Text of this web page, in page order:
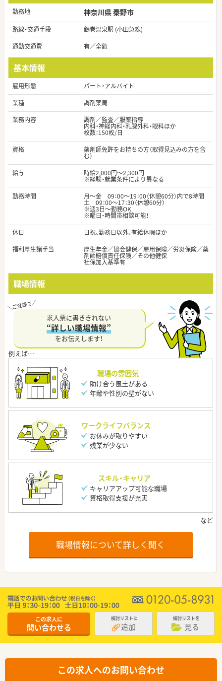
勤務地 神奈川県 秦野市
路線・交通手段
鶴巻温泉駅 (小田急線)
通勤交通費
有／全額
基本情報
雇用形態
パート・アルバイト
業種
調剤薬局
業務内容
調剤／監査／服薬指導
内科・神経内科・乳腺外科・眼科ほか
枚数：150枚/日
資格
薬剤師免許をお持ちの方（取得見込みの方を含
む）
給与
時給2,000円～2,300円
※経験・就業条件により異なる
勤務時間
月～金 09：00～19：00（休憩60分）内で8時間
土 09：00～17：30（休憩60分）
※週3日～勤務OK
※曜日・時間帯相談可能！
休日
日祝、勤務日以外、有給休暇ほか
福利厚生諸手当
厚生年金／協会健保／雇用保険／労災保険／薬
剤師賠償責任保険／その他健保
社保加入基準有
職場情報
求人票に書ききれない
“詳しい職場情報”
をお伝えします！
職場の雰囲気
助け合う風土がある
年齢や性別の壁がない
ワークライフバランス
お休みが取りやすい
残業が少ない
スキル・キャリア
キャリアアップ可能な職場
資格取得支援が充実
職場情報について詳しく聞く
この求人に
問い合わせる
検討リストに
追加
検討リストを
見る
この求人へのお問い合わせ